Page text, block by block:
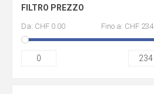
FILTRO PREZZO
Da: CHF 0.00 Fino a: CHF
0 234